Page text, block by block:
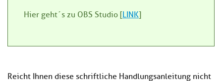
Hier geht´s zu OBS Studio [LINK]
Reicht Ihnen diese schriftliche Handlungsanleitung nicht